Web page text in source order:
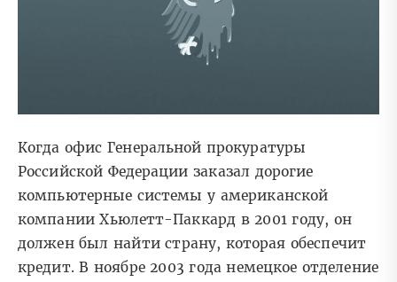
Когда офис Генеральной прокуратуры
Российской Федерации заказал дорогие
компьютерные системы у американской
компании Хьюлетт-Паккард в 2001 году, он
должен был найти страну, которая обеспечит
кредит. В ноябре 2003 года немецкое отделение